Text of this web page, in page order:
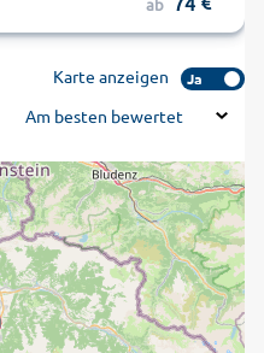
ab
Karte anzeigen Ja
Am besten bewertet